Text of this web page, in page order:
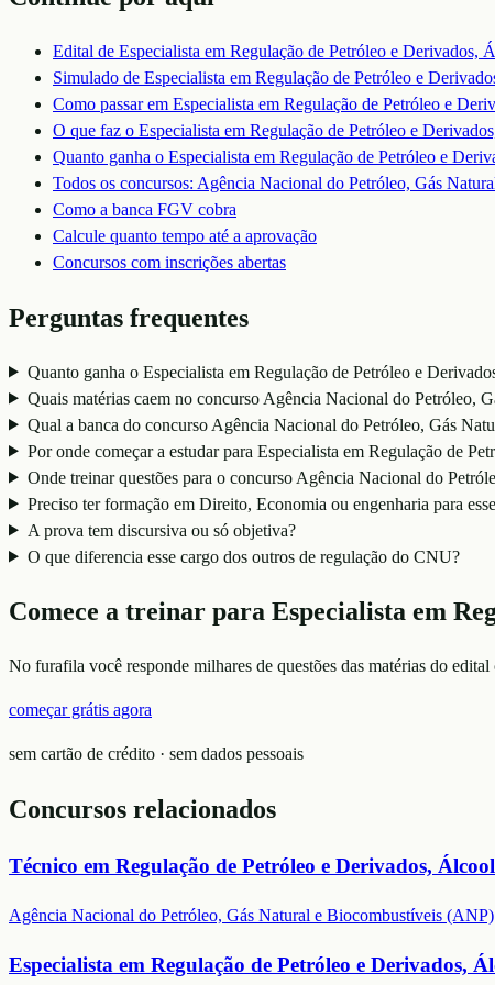
Edital de Especialista em Regulação de Petróleo e Derivados,
Simulado de Especialista em Regulação de Petróleo e
Como passar em Especialista em Regulação de Petróleo e
O que faz o Especialista em Regulação de Petróleo e
Quanto ganha o Especialista em Regulação de Petróleo e
Todos os concursos: Agência Nacional do Petróleo, Gás
Como a banca FGV cobra
Calcule quanto tempo até a aprovação
Concursos com inscrições abertas
Perguntas frequentes
Quanto ganha o Especialista em Regulação de Petróleo e
Quais matérias caem no concurso Agência Nacional do Petróleo,
Qual a banca do concurso Agência Nacional do Petróleo, Gás
Por onde começar a estudar para Especialista em Regulação de
Onde treinar questões para o concurso Agência Nacional do
Preciso ter formação em Direito, Economia ou engenharia para
A prova tem discursiva ou só objetiva?
O que diferencia esse cargo dos outros de regulação do CNU?
Comece a treinar para Especialista em
No furafila você responde milhares de questões das matérias do
começar grátis agora
sem cartão de crédito · sem dados pessoais
Concursos relacionados
Técnico em Regulação de Petróleo e Derivados,
Agência Nacional do Petróleo, Gás Natural e Biocombustíveis (ANP)
Especialista em Regulação de Petróleo e Derivados,